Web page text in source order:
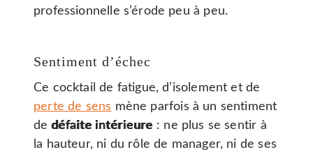
professionnelle s’érode peu à peu.
Sentiment d’échec
Ce cocktail de fatigue, d’isolement et de
perte de sens mène parfois à un sentiment
dedéfaite intérieure : ne plus se sentir à
la hauteur, ni du rôle de manager, ni de ses